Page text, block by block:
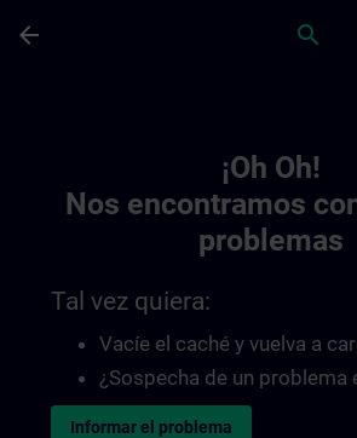
arrow_back search
¡Oh Oh!
Nos encontramos
problemas
Tal vez quiera:
Vacíe el caché y vuelva a
¿Sospecha de un problema
Informar el problema